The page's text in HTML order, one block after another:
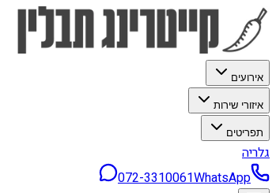
אירועים
איזורי שירות
תפריטים
גלריה
072-3310061WhatsApp